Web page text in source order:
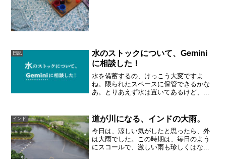
日記
水のストックについて、Gemini
に相談した！
水を備蓄するの、けっこう大変ですよ
ね。限られたスペースに保管できるかな
あ。とりあえず水は置いてあるけど、交
に質問してみました。驚くほど具体的に
スッキリまとめてくれまし...
インド 道が川になる、インドの大雨。
今日は、涼しい気がしたと思ったら、外
は大雨でした。この時期は、毎日のよう
にスコールで、激しい雨も珍しくはない